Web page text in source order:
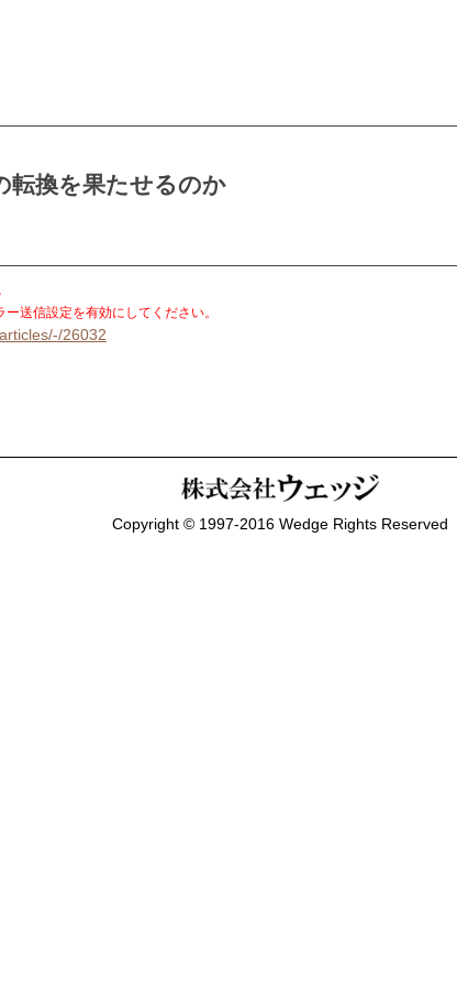
転換を果たせるのか
送信設定を有効にしてください。
26032
Copyright © 1997-2016 Wedge Rights Reserved